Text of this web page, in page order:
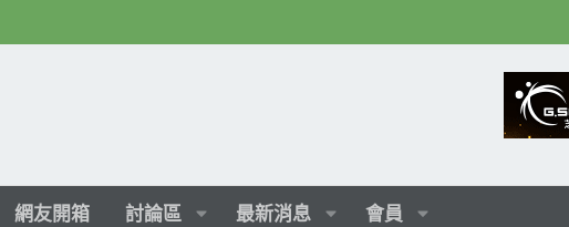
網友開箱 討論區 最新消息 會員